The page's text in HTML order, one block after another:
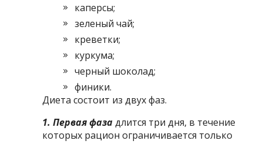
каперсы;
зеленый чай;
креветки;
куркума;
черный шоколад;
финики.
Диета состоит из двух фаз.
1. Первая фазадлится три дня, в течение
которых рацион ограничивается только